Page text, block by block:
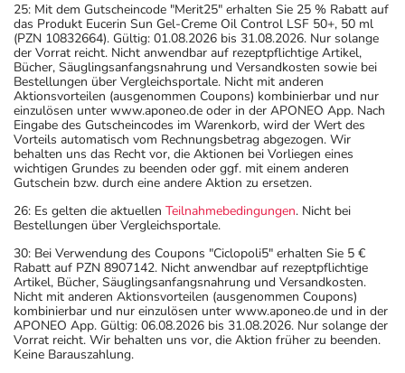
25: Mit dem Gutscheincode "Merit25" erhalten Sie 25 % Rabatt auf
das Produkt Eucerin Sun Gel-Creme Oil Control LSF 50+, 50 ml
(PZN 10832664). Gültig: 01.08.2026 bis 31.08.2026. Nur solange
der Vorrat reicht. Nicht anwendbar auf rezeptpflichtige Artikel,
Bücher, Säuglingsanfangsnahrung und Versandkosten sowie bei
Bestellungen über Vergleichsportale. Nicht mit anderen
Aktionsvorteilen (ausgenommen Coupons) kombinierbar und nur
einzulösen unter www.aponeo.de oder in der APONEO App. Nach
Eingabe des Gutscheincodes im Warenkorb, wird der Wert des
Vorteils automatisch vom Rechnungsbetrag abgezogen. Wir
behalten uns das Recht vor, die Aktionen bei Vorliegen eines
wichtigen Grundes zu beenden oder ggf. mit einem anderen
Gutschein bzw. durch eine andere Aktion zu ersetzen.
26: Es gelten die aktuellen Teilnahmebedingungen. Nicht bei
Bestellungen über Vergleichsportale.
30: Bei Verwendung des Coupons "Ciclopoli5" erhalten Sie 5 €
Rabatt auf PZN 8907142. Nicht anwendbar auf rezeptpflichtige
Artikel, Bücher, Säuglingsanfangsnahrung und Versandkosten.
Nicht mit anderen Aktionsvorteilen (ausgenommen Coupons)
kombinierbar und nur einzulösen unter www.aponeo.de und in der
APONEO App. Gültig: 06.08.2026 bis 31.08.2026. Nur solange der
Vorrat reicht. Wir behalten uns vor, die Aktion früher zu beenden.
Keine Barauszahlung.